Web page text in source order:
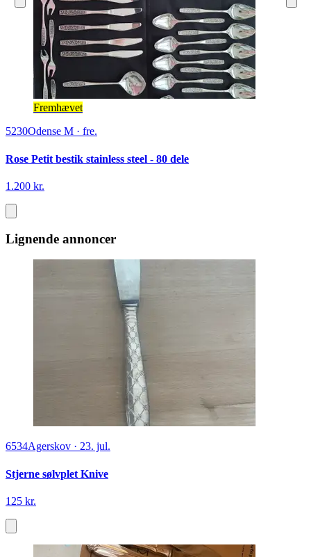
Fremhævet
5230Odense M · fre.
Rose Petit bestik stainless steel - 80 dele
1.200 kr.
Lignende annoncer
6534Agerskov · 23. jul.
Stjerne sølvplet Knive
125 kr.